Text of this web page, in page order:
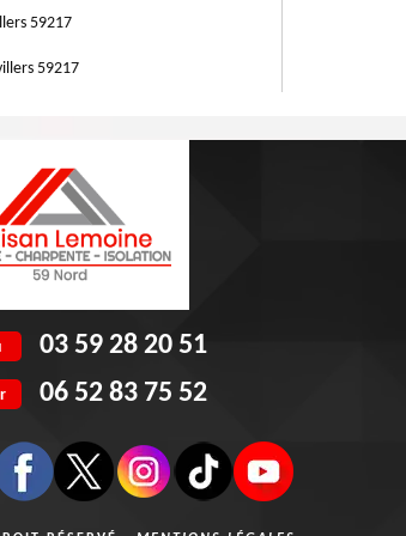
59217
59217
03 59 28 20 51
06 52 83 75 52